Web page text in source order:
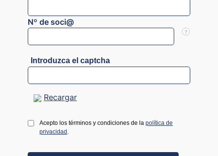
Nº de soci@
?
Introduzca el captcha
Recargar
Acepto los términos y condiciones de la política de
privacidad .